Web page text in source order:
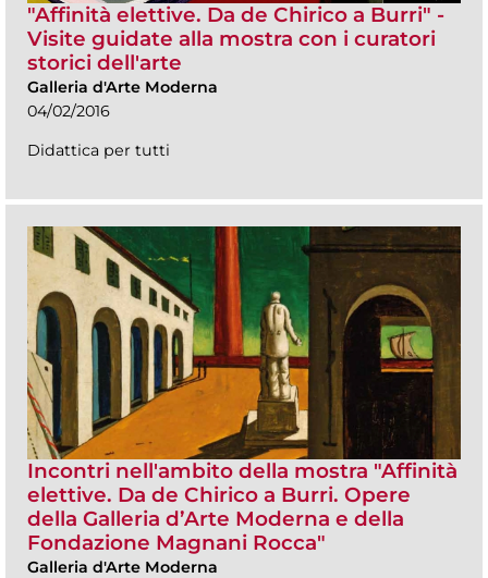
"Affinità elettive. Da de Chirico a Burri" -
Visite guidate alla mostra con i curatori
storici dell'arte
Galleria d'Arte Moderna
04/02/2016
Didattica per tutti
Incontri nell'ambito della mostra "Affinità
elettive. Da de Chirico a Burri. Opere
della Galleria d’Arte Moderna e della
Fondazione Magnani Rocca"
Galleria d'Arte Moderna